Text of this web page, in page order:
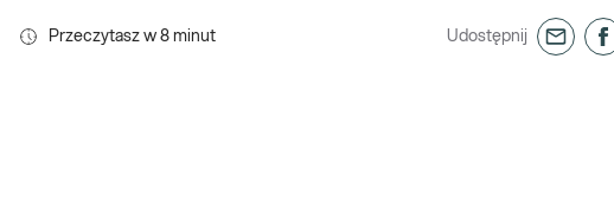
Przeczytasz w 8 minut Udostępnij